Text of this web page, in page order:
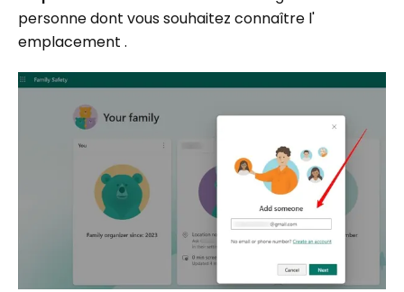
personne dont vous souhaitez connaître l'
emplacement .